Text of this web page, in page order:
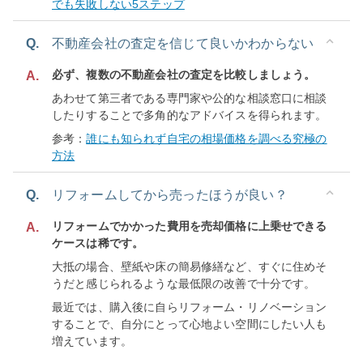
でも失敗しない5ステップ
Q. 不動産会社の査定を信じて良いかわからない
A.
必ず、複数の不動産会社の査定を比較しましょう。
あわせて第三者である専門家や公的な相談窓口に相談
したりすることで多角的なアドバイスを得られます。
参考：誰にも知られず自宅の相場価格を調べる究極の
方法
Q. リフォームしてから売ったほうが良い？
A.
リフォームでかかった費用を売却価格に上乗せできる
ケースは稀です。
大抵の場合、壁紙や床の簡易修繕など、すぐに住めそ
うだと感じられるような最低限の改善で十分です。
最近では、購入後に自らリフォーム・リノベーション
することで、自分にとって心地よい空間にしたい人も
増えています。